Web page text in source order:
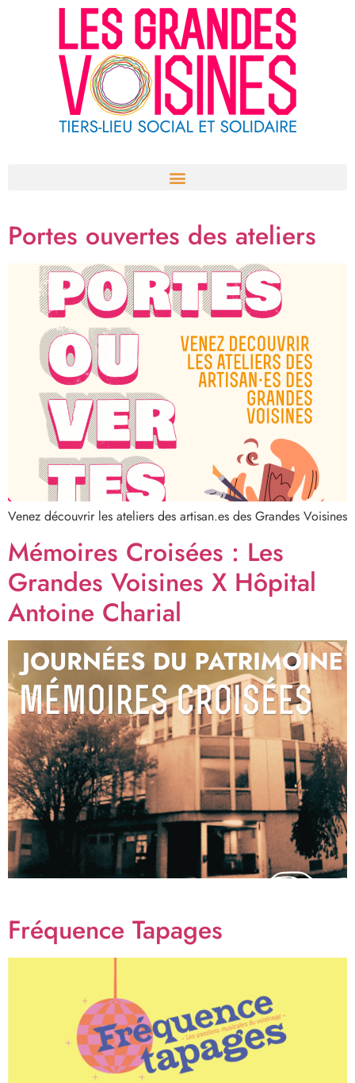
Portes ouvertes des ateliers
Venez découvrir les ateliers des artisan.es des Grandes Voisines
Mémoires Croisées : Les
Grandes Voisines X Hôpital
Antoine Charial
Fréquence Tapages